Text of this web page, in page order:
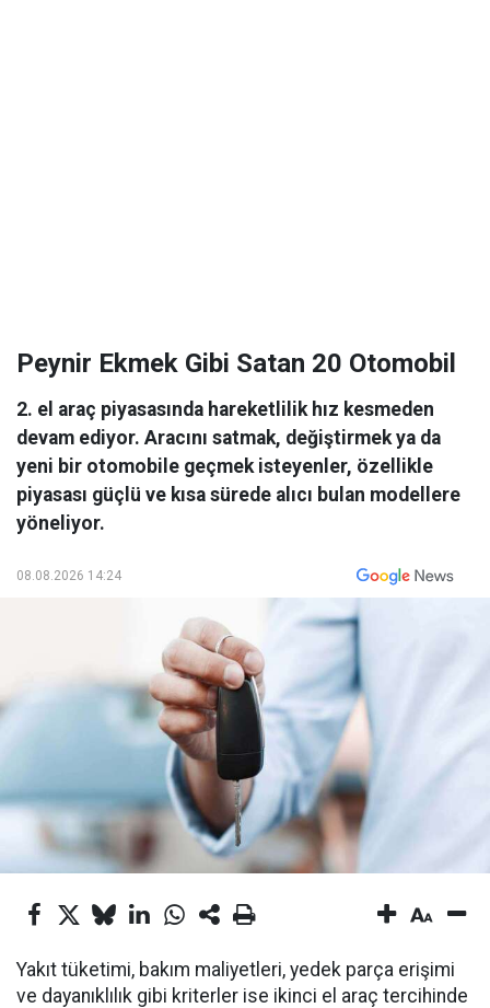
Peynir Ekmek Gibi Satan 20 Otomobil
2. el araç piyasasında hareketlilik hız kesmeden
devam ediyor. Aracını satmak, değiştirmek ya da
yeni bir otomobile geçmek isteyenler, özellikle
piyasası güçlü ve kısa sürede alıcı bulan modellere
yöneliyor.
08.08.2026 14:24
Yakıt tüketimi, bakım maliyetleri, yedek parça erişimi
ve dayanıklılık gibi kriterler ise ikinci el araç tercihinde